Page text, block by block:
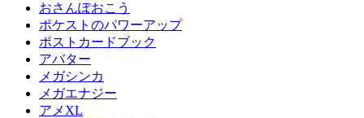
おさんぽおこう
ポケストのパワーアップ
ポストカードブック
アバター
メガシンカ
メガエナジー
アメXL